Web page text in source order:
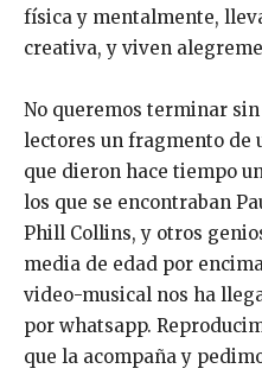
física y mentalmente,
creativa, y viven
No queremos terminar
lectores un fragmento de
que dieron hace tiempo
los que se encontraban
Phill Collins, y otros
media de edad por
video-musical nos ha
por whatsapp.
que la acompaña y